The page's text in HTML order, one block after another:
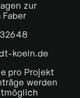
zur
koeln.de
pro Projekt
werden